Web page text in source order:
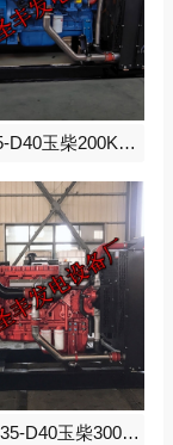
YCA08315-D40玉柴200KW柴油发电机组
YCMK10435-D40玉柴300KW柴油发电机组